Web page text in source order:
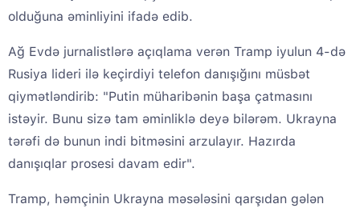
olduğuna əminliyini ifadə edib.
Ağ Evdə jurnalistlərə açıqlama verən Tramp iyulun 4-də
Rusiya lideri ilə keçirdiyi telefon danışığını müsbət
qiymətləndirib: "Putin müharibənin başa çatmasını
istəyir. Bunu sizə tam əminliklə deyə bilərəm. Ukrayna
tərəfi də bunun indi bitməsini arzulayır. Hazırda
danışıqlar prosesi davam edir".
Tramp, həmçinin Ukrayna məsələsini qarşıdan gələn